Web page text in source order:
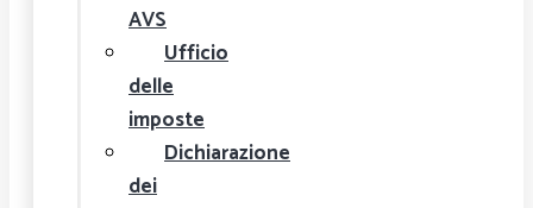
AVS
Ufficio
delle
imposte
Dichiarazione
dei